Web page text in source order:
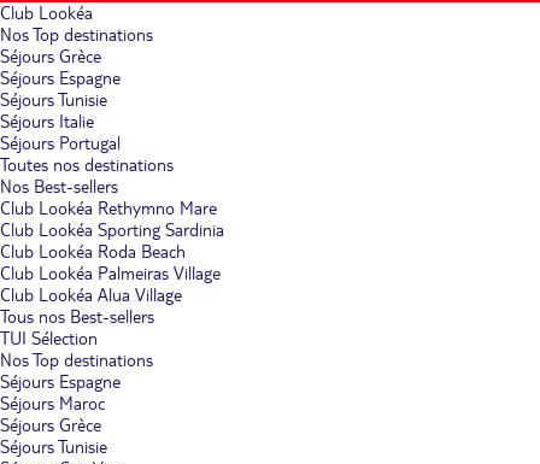
Club Lookéa
Nos Top destinations
Séjours Grèce
Séjours Espagne
Séjours Tunisie
Séjours Italie
Séjours Portugal
Toutes nos destinations
Nos Best-sellers
Club Lookéa Rethymno Mare
Club Lookéa Sporting Sardinia
Club Lookéa Roda Beach
Club Lookéa Palmeiras Village
Club Lookéa Alua Village
Tous nos Best-sellers
TUI Sélection
Nos Top destinations
Séjours Espagne
Séjours Maroc
Séjours Grèce
Séjours Tunisie